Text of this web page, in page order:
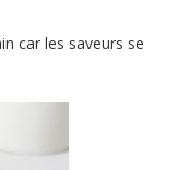
car les saveurs se